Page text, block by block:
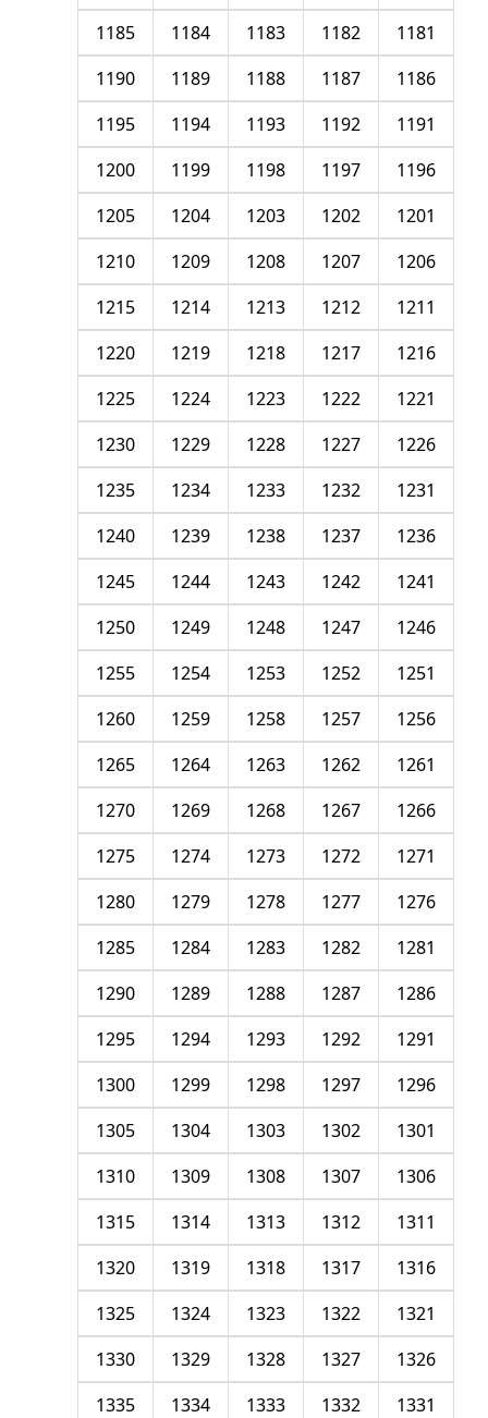
1181
1182
1183
1184
1185
1186
1187
1188
1189
1190
1191
1192
1193
1194
1195
1196
1197
1198
1199
1200
1201
1202
1203
1204
1205
1206
1207
1208
1209
1210
1211
1212
1213
1214
1215
1216
1217
1218
1219
1220
1221
1222
1223
1224
1225
1226
1227
1228
1229
1230
1231
1232
1233
1234
1235
1236
1237
1238
1239
1240
1241
1242
1243
1244
1245
1246
1247
1248
1249
1250
1251
1252
1253
1254
1255
1256
1257
1258
1259
1260
1261
1262
1263
1264
1265
1266
1267
1268
1269
1270
1271
1272
1273
1274
1275
1276
1277
1278
1279
1280
1281
1282
1283
1284
1285
1286
1287
1288
1289
1290
1291
1292
1293
1294
1295
1296
1297
1298
1299
1300
1301
1302
1303
1304
1305
1306
1307
1308
1309
1310
1311
1312
1313
1314
1315
1316
1317
1318
1319
1320
1321
1322
1323
1324
1325
1326
1327
1328
1329
1330
1331
1332
1333
1334
1335